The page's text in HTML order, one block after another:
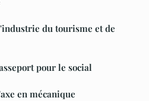
du tourisme et de
pour le social
en mécanique